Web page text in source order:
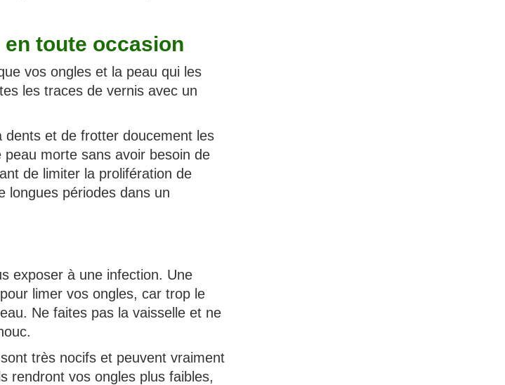
toute occasion
vos ongles et la peau qui les
les traces de vernis avec un
dents et de frotter doucement les
morte sans avoir besoin de
de limiter la prolifération de
longues périodes dans un
exposer à une infection. Une
limer vos ongles, car trop le
Ne faites pas la vaisselle et ne
très nocifs et peuvent vraiment
rendront vos ongles plus faibles,